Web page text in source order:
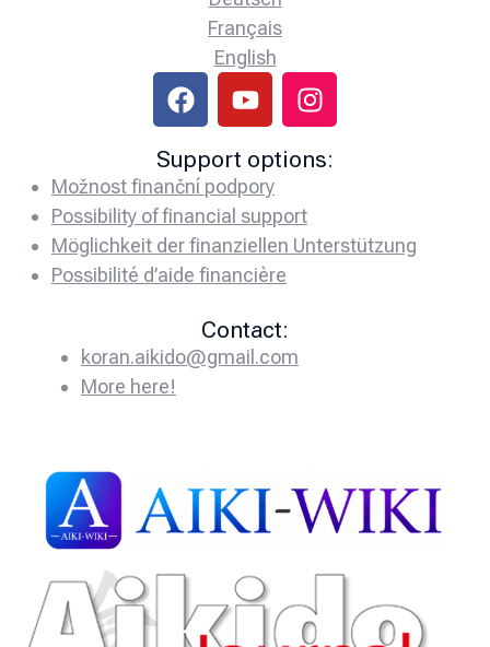
Français
English
Support options:
Možnost finanční podpory
Possibility of financial support
Möglichkeit der finanziellen Unterstützung
Possibilité d’aide financière
Contact:
koran.aikido@gmail.com
More here!